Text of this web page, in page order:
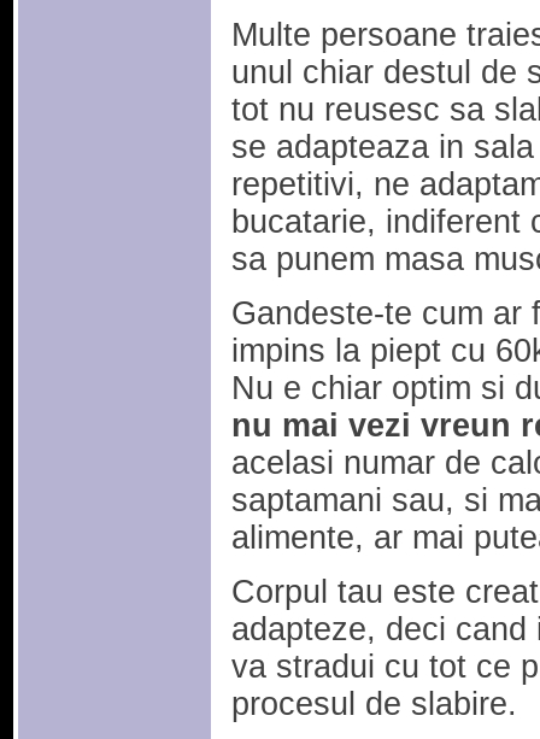
Multe persoane
unul chiar destul de
tot nu reusesc sa
se adapteaza in
repetitivi, ne
bucatarie, indiferent
sa punem masa
Gandeste-te cum ar
impins la piept cu
Nu e chiar optim si
nu mai vezi vreun
acelasi numar de
saptamani sau, si
alimente, ar mai
Corpul tau este
adapteze, deci
va stradui cu tot ce
procesul de slabire.